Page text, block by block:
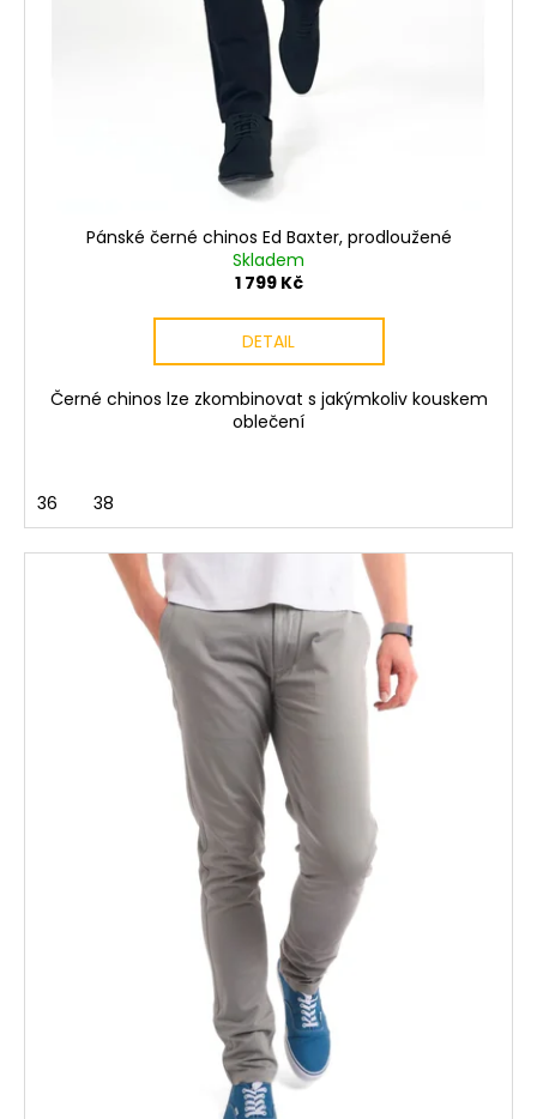
Pánské černé chinos Ed Baxter, prodloužené
Skladem
1 799 Kč
DETAIL
Černé chinos lze zkombinovat s jakýmkoliv kouskem
oblečení
36 38